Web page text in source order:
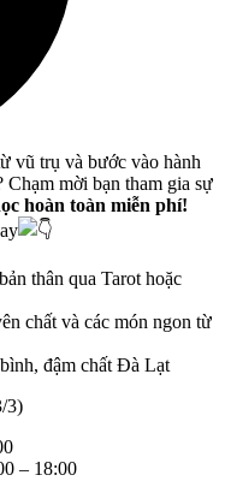
vũ trụ và bước vào hành
Chạm mời bạn tham gia sự
hoàn toàn miễn phí!
thân qua Tarot hoặc
chất và các món ngon từ
đậm chất Đà Lạt
3)
– 18:00